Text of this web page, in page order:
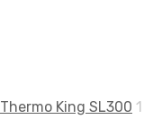
Thermo King SL300 1